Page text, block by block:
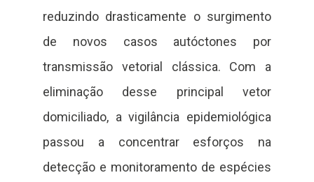
reduzindo drasticamente o surgimento
de novos casos autóctones por
transmissão vetorial clássica. Com a
eliminação desse principal vetor
domiciliado, a vigilância epidemiológica
passou a concentrar esforços na
detecção e monitoramento de espécies